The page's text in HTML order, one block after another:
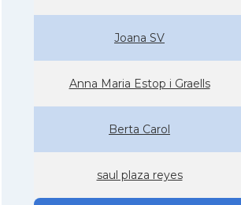
Joana SV
Anna Maria Estop i Graells
Berta Carol
saul plaza reyes